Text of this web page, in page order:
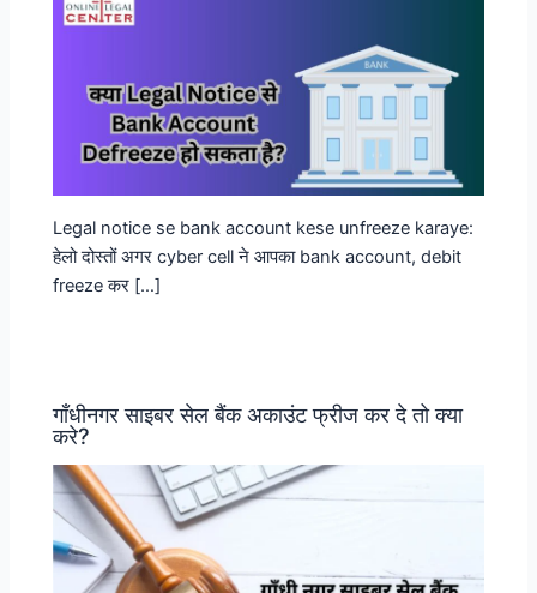
Legal notice se bank account kese unfreeze karaye:
हेलो दोस्तों अगर cyber cell ने आपका bank account, debit
freeze कर […]
गाँधीनगर साइबर सेल बैंक अकाउंट फ्रीज कर दे तो क्या
करे?